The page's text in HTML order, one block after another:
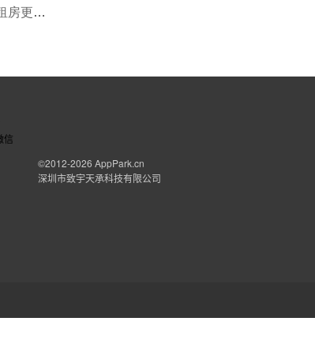
租房小程序app开发 让租房更轻松
©2012-2026 AppPark.cn
深圳市致宇天承科技有限公司